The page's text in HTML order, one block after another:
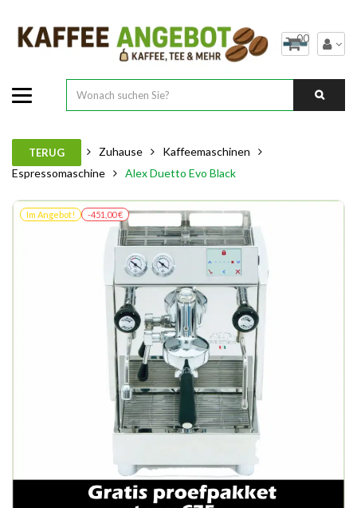
00
TERUG Zuhause
Kaffeemaschinen
Espressomaschine
Alex Duetto Evo Black
Im Angebot! -451,00 €